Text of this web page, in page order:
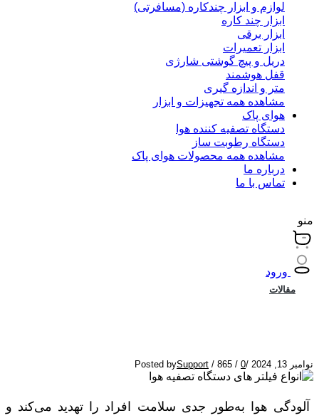
لوازم و ابزار چندکاره (مسافرتی)
ابزار چند کاره
ابزار برقی
ابزار تعمیرات
دریل و پیچ گوشتی شارژی
قفل هوشمند
متر و اندازه گیری
مشاهده همه تجهیزات و ابزار
هوای پاک
دستگاه تصفیه کننده هوا
دستگاه رطوبت ساز
مشاهده همه محصولات هوای پاک
درباره ما
تماس با ما
منو
ورود
مقالات
نوامبر 13, 2024 /
Posted bySupport / 865 / 0
آلودگی هوا به‌طور جدی سلامت افراد را تهدید می‌کند و